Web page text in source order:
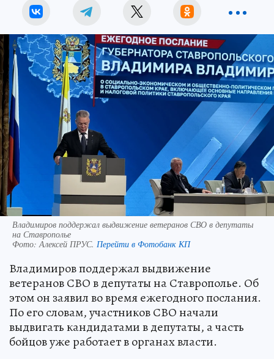
Владимиров поддержал выдвижение ветеранов СВО в депутаты
на Ставрополье
Фото: Алексей ПРУС. Перейти в Фотобанк КП
Владимиров поддержал выдвижение
ветеранов СВО в депутаты на Ставрополье. Об
этом он заявил во время ежегодного послания.
По его словам, участников СВО начали
выдвигать кандидатами в депутаты, а часть
бойцов уже работает в органах власти.